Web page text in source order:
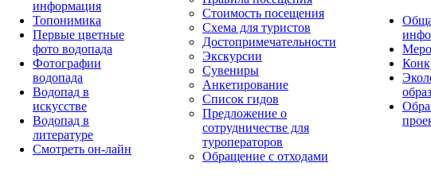
информация
Топонимика
Первые цветные
фото водопада
Фотографии
водопада
Водопад в
искусстве
Водопад в
литературе
Смотреть он-лайн
Стоимость посещения
Схема для туристов
Достопримечательности
Экскурсии
Сувениры
Анкетирование
Список гидов
Предложение о
сотрудничестве для
туроператоров
Обращение с отходами